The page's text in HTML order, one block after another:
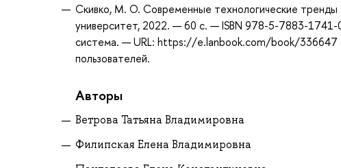
Скивко, М. О. Современные технологические
университет, 2022. — 60 с. — ISBN 978-5-7883-
система. — URL: https://e.lanbook.com/book/336647
пользователей.
Авторы
Ветрова Татьяна Владимировна
Филипская Елена Владимировна